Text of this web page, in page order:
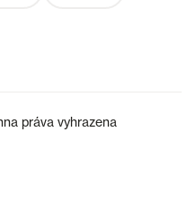
práva vyhrazena